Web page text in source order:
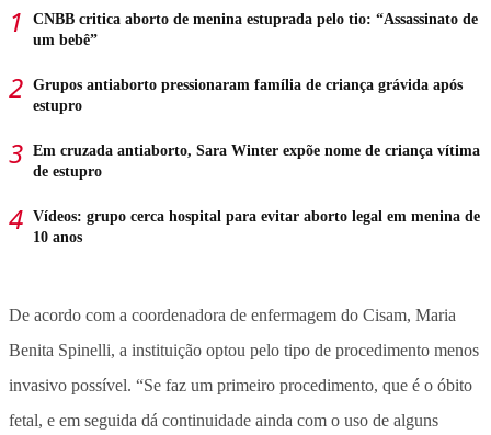
CNBB critica aborto de menina estuprada pelo tio: “Assassinato de
um bebê”
Grupos antiaborto pressionaram família de criança grávida após
estupro
Em cruzada antiaborto, Sara Winter expõe nome de criança vítima
de estupro
Vídeos: grupo cerca hospital para evitar aborto legal em menina de
10 anos
De acordo com a coordenadora de enfermagem do Cisam, Maria
Benita Spinelli, a instituição optou pelo tipo de procedimento menos
invasivo possível. “Se faz um primeiro procedimento, que é o óbito
fetal, e em seguida dá continuidade ainda com o uso de alguns